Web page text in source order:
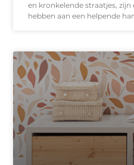
en kronkelende straatjes,
hebben aan een helpende